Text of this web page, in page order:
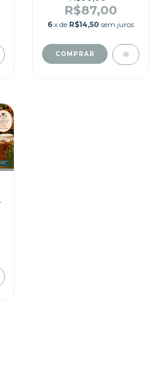
+ Elástico pregador
R$87,00
6 x de R$14,50 sem juros